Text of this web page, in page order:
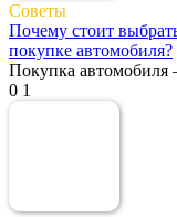
Советы
Почему стоит
покупке автомобиля?
Покупка автомобиля
0 1